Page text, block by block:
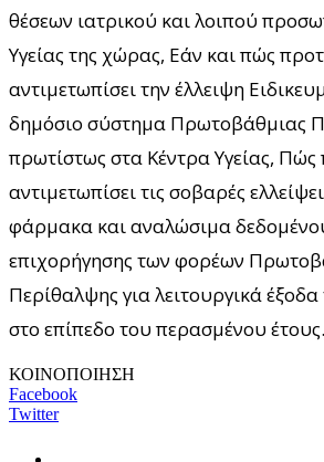
θέσεων ιατρικού και λοιπού
Υγείας της χώρας, Εάν και πώς
αντιμετωπίσει την έλλειψη
δημόσιο σύστημα Πρωτοβάθμιας
πρωτίστως στα Κέντρα Υγείας, Πώς
αντιμετωπίσει τις σοβαρές
φάρμακα και αναλώσιμα
επιχορήγησης των φορέων
Περίθαλψης για λειτουργικά
στο επίπεδο του περασμένου
ΚΟΙΝΟΠΟΙΗΣΗ
Facebook
Twitter